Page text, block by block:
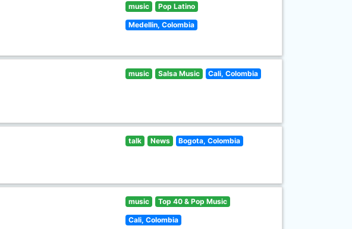
music Pop Latino
Medellin, Colombia
music Salsa Music Cali, Colombia
talk News Bogota, Colombia
music Top 40 & Pop Music
Cali, Colombia